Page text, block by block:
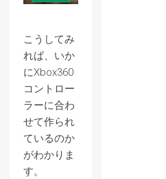
こうしてみ
れば、いか
にXbox360
コントロー
ラーに合わ
せて作られ
ているのか
がわかりま
す。